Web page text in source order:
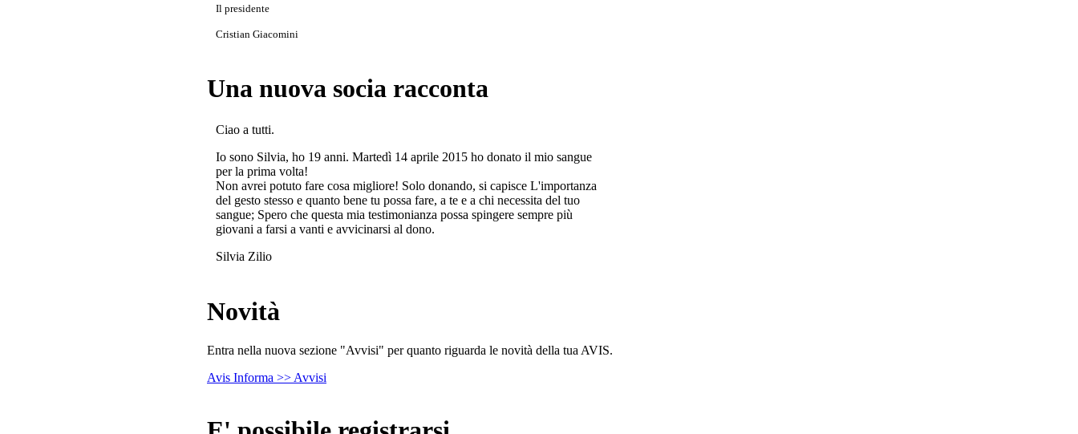
Il presidente
Cristian Giacomini
Una nuova socia racconta
Ciao a tutti.
Io sono Silvia, ho 19 anni. Martedì 14 aprile 2015 ho donato il mio sangue
per la prima volta!
Non avrei potuto fare cosa migliore! Solo donando, si capisce L'importanza
del gesto stesso e quanto bene tu possa fare, a te e a chi necessita del tuo
sangue; Spero che questa mia testimonianza possa spingere sempre più
giovani a farsi a vanti e avvicinarsi al dono.
Silvia Zilio
Novità
Entra nella nuova sezione "Avvisi" per quanto riguarda le novità della tua AVIS.
Avis Informa >> Avvisi